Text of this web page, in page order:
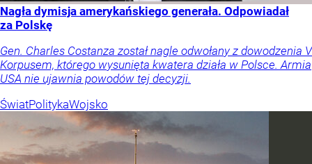
Nagła dymisja amerykańskiego generała. Odpowiadał
za Polskę
Gen. Charles Costanza został nagle odwołany z dowodzenia V
Korpusem, którego wysunięta kwatera działa w Polsce. Armia
USA nie ujawnia powodów tej decyzji.
ŚwiatPolitykaWojsko